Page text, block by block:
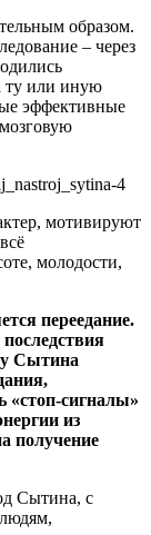
образом.
– через
ту или иную
эффективные
мотивируют
молодости,
переедание.
Сытина
«стоп-сигналы»
из
получение
Сытина, с